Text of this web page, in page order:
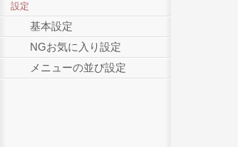
設定
基本設定
NGお気に入り設定
メニューの並び設定